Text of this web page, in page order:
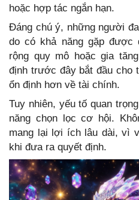
hoặc hợp tác ngắn hạn.
Đáng chú ý, những người
do có khả năng gặp
rộng quy mô hoặc gia
định trước đây bắt đầu cho
ổn định hơn về tài chính.
Tuy nhiên, yếu tố quan
năng chọn lọc cơ hội.
mang lại lợi ích lâu dài, vì
khi đưa ra quyết định.